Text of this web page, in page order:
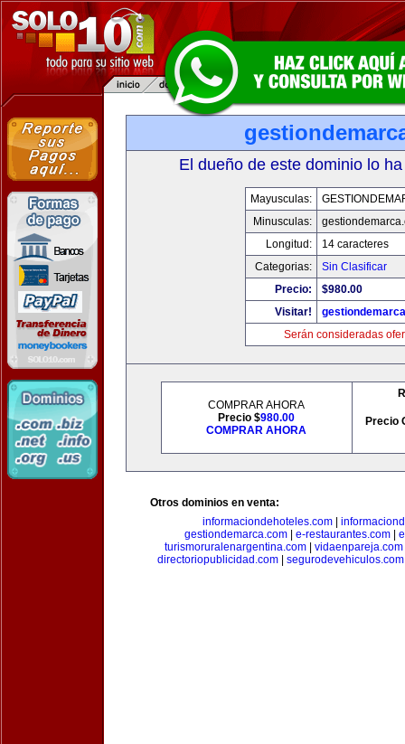
El dueño de este dominio lo
Mayusculas:
Minusculas:
Longitud:
14 caracteres
Categorias:
Sin Clasificar
Precio:
$980.00
Visitar!
Serán consideradas
COMPRAR AHORA
Precio $980.00
COMPRAR AHORA
Precio
Otros dominios en venta:
informaciondehoteles.com|
gestiondemarca.com| e-restaurantes.com|
turismoruralenargentina.com| vidaenpareja.com
directoriopublicidad.com
segurodevehiculos.com